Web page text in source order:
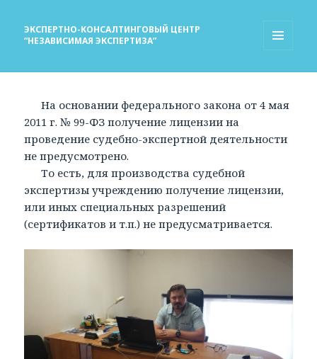
ЭКСПЕРТНО-КОНСАЛТИНГОВЫЙ ЦЕНТР
“НЕЗАВИСИМАЯ ЭКСПЕРТИЗА”
На основании федерального закона от 4 мая
2011 г. № 99-ФЗ получение лицензии на
проведение судебно-экспертной деятельности
не предусмотрено.
То есть, для производства судебной
экспертизы учреждению получение лицензии,
или иных специальных разрешений
(сертификатов и т.п.) не предусматривается.